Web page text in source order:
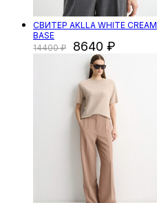
СВИТЕР AKLLA WHITE CREAM
BASE
14400
8640